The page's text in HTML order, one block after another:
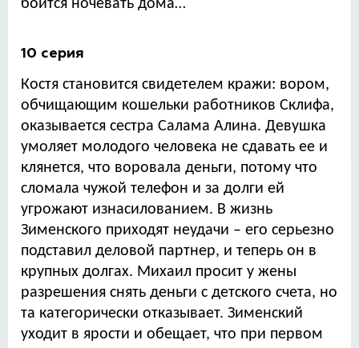
боится ночевать дома…
10 серия
Костя становится свидетелем кражи: вором,
обчищающим кошельки работников Склифа,
оказывается сестра Салама Алина. Девушка
умоляет молодого человека не сдавать ее и
клянется, что воровала деньги, потому что
сломала чужой телефон и за долги ей
угрожают изнасилованием. В жизнь
Зименского приходят неудачи – его серьезно
подставил деловой партнер, и теперь он в
крупных долгах. Михаил просит у жены
разрешения снять деньги с детского счета, но
та категорически отказывает. Зименский
уходит в ярости и обещает, что при первом